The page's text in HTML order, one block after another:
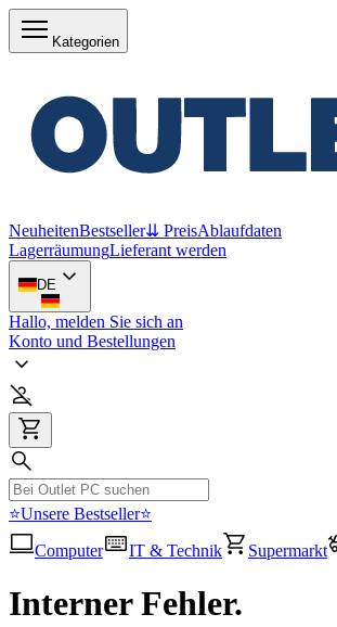
Kategorien
NeuheitenBestseller⇊ PreisAblaufdaten
LagerräumungLieferant werden
DE
Hallo, melden Sie sich an
Konto und Bestellungen
⭐Unsere Bestseller⭐
Computer
IT & Technik Supermarkt
Interner Fehler.